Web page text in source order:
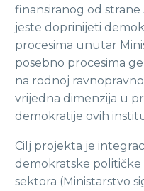
finansiranog od
jeste doprinijeti
procesima unutar
posebno procesima
na rodnoj
vrijedna dimenzija u
demokratije ovih
Cilj projekta je
demokratske
sektora (Ministarstvo